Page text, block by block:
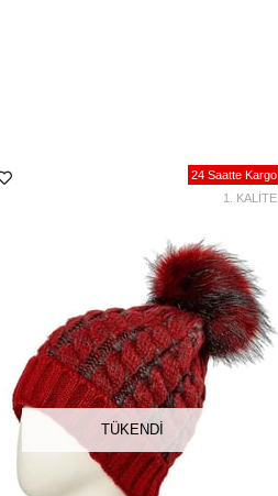
TÜKENDI
24 Saatte Kargo
1. KALİTE